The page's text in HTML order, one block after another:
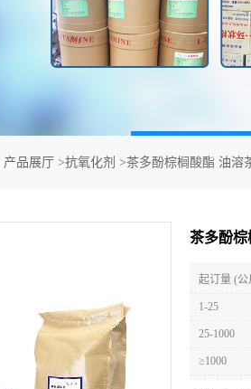
产品展厅 >抗氧化剂 >茶多酚棕榈酸酯 油溶
茶多酚棕
起订量 (公
1-25
25-1000
≥1000